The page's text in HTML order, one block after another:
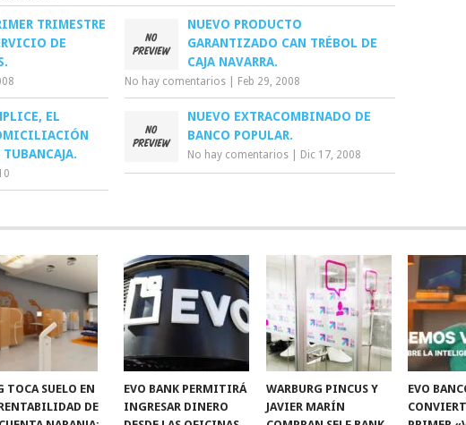
TRIMESTRE
DE
NUEVO PRODUCTO
GARANTIZADO CAN TRÉBOL DE
CAJA NAVARRA.
No hay comentarios Feb 29, 2008
EL
NUEVO EXTRACOMBINADO DE
BANCO POPULAR.
No hay comentarios Dic 17, 2008
TOCA SUELO EN
DE
EVO BANK PERMITIRÁ
INGRESAR DINERO
WARBURG PINCUS Y
JAVIER MARÍN
EVO